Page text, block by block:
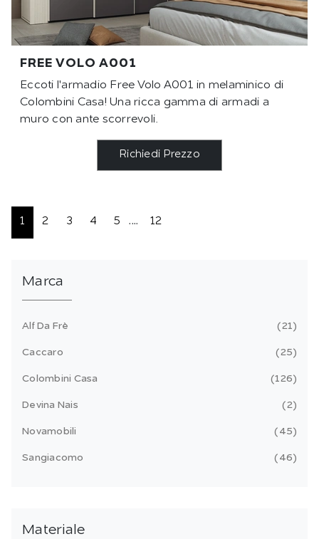
FREE VOLO A001
Eccoti l'armadio Free Volo A001 in melaminico di
Colombini Casa! Una ricca gamma di armadi a
muro con ante scorrevoli.
Richiedi Prezzo
1 2 3 4 5 .... 12
Marca
Alf Da Frè 21
Caccaro 25
Colombini Casa 126
Devina Nais 2
Novamobili 45
Sangiacomo 46
Materiale